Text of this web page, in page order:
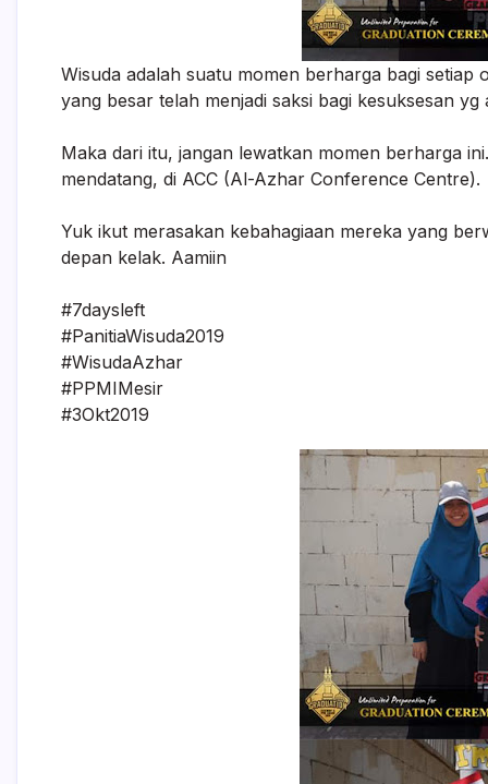
Wisuda adalah suatu momen berharga bagi
yang besar telah menjadi saksi bagi kesuksesan yg
Maka dari itu, jangan lewatkan momen berharga
mendatang, di ACC (Al-Azhar Conference Centre).
Yuk ikut merasakan kebahagiaan mereka yang
depan kelak. Aamiin
#7daysleft
#PanitiaWisuda2019
#WisudaAzhar
#PPMIMesir
#3Okt2019